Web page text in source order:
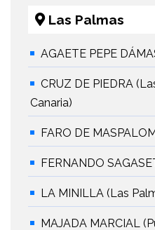
Las Palmas
AGAETE PEPE
CRUZ DE PIEDRA
Canaria)
FARO DE
FERNANDO
LA MINILLA (Las
MAJADA MARCIAL